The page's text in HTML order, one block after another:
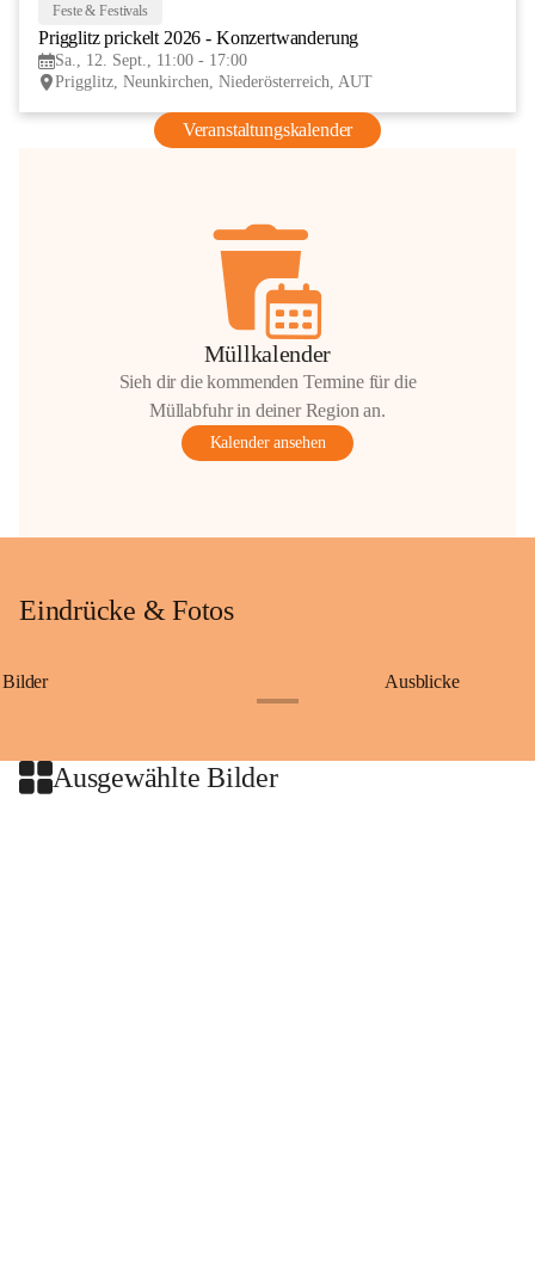
Feste & Festivals
Prigglitz prickelt 2026 - Konzertwanderung
Sa., 12. Sept., 11:00 - 17:00
Prigglitz, Neunkirchen, Niederösterreich, AUT
Veranstaltungskalender
Müllkalender
Sieh dir die kommenden Termine für die
Müllabfuhr in deiner Region an.
Kalender ansehen
Eindrücke & Fotos
Bilder Ausblicke
Ausgewählte Bilder